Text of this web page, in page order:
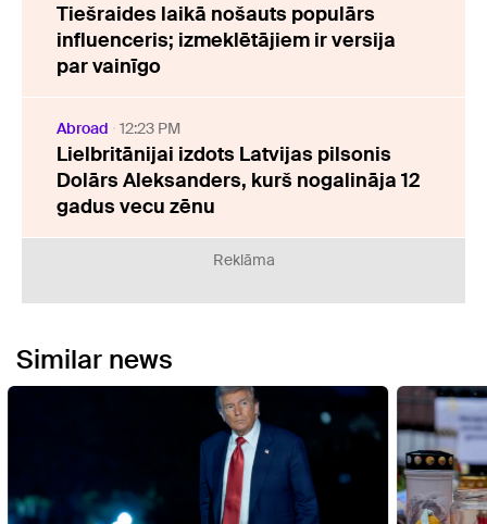
Tiešraides laikā nošauts populārs
influenceris; izmeklētājiem ir versija
par vainīgo
Abroad 12:23 PM
Lielbritānijai izdots Latvijas pilsonis
Dolārs Aleksanders, kurš nogalināja 12
gadus vecu zēnu
Reklāma
Similar news